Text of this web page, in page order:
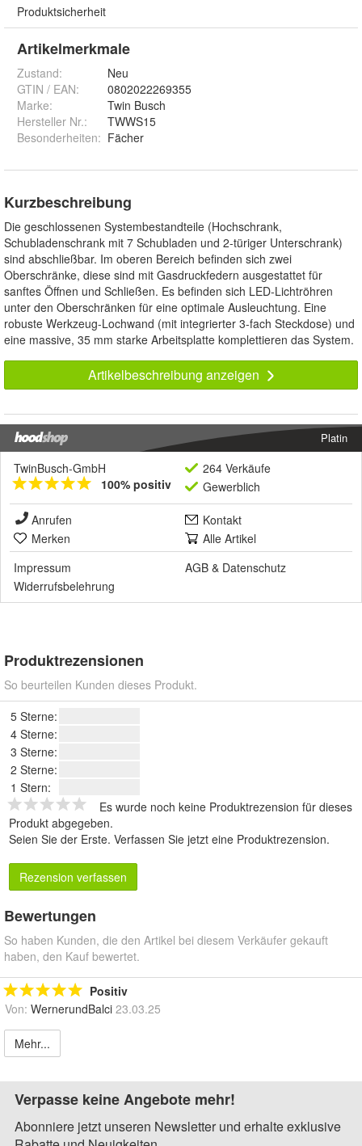
Produktsicherheit
Artikelmerkmale
Zustand:
Neu
GTIN / EAN:
0802022269355
Marke:
Twin Busch
Hersteller Nr.:
TWWS15
Besonderheiten: Fächer
Kurzbeschreibung
Die geschlossenen Systembestandteile (Hochschrank,
Schubladenschrank mit 7 Schubladen und 2-türiger Unterschrank)
sind abschließbar. Im oberen Bereich befinden sich zwei
Oberschränke, diese sind mit Gasdruckfedern ausgestattet für
sanftes Öffnen und Schließen. Es befinden sich LED-Lichtröhren
unter den Oberschränken für eine optimale Ausleuchtung. Eine
robuste Werkzeug-Lochwand (mit integrierter 3-fach Steckdose) und
eine massive, 35 mm starke Arbeitsplatte komplettieren das System.
Artikelbeschreibung anzeigen
Platin
TwinBusch-GmbH
100% positiv
264 Verkäufe
Gewerblich
Anrufen
Kontakt
Merken
Alle Artikel
Impressum
AGB & Datenschutz
Widerrufsbelehrung
Produktrezensionen
So beurteilen Kunden dieses Produkt.
5 Sterne:
4 Sterne:
3 Sterne:
2 Sterne:
1 Stern:
Es wurde noch keine Produktrezension für dieses
Produkt abgegeben.
Seien Sie der Erste. Verfassen Sie jetzt eine Produktrezension.
Rezension verfassen
Bewertungen
So haben Kunden, die den Artikel bei diesem Verkäufer gekauft
haben, den Kauf bewertet.
Positiv
Von: WernerundBalci 23.03.25
Mehr...
Verpasse keine Angebote mehr!
Abonniere jetzt unseren Newsletter und erhalte exklusive